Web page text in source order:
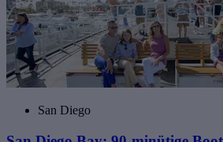
San Diego